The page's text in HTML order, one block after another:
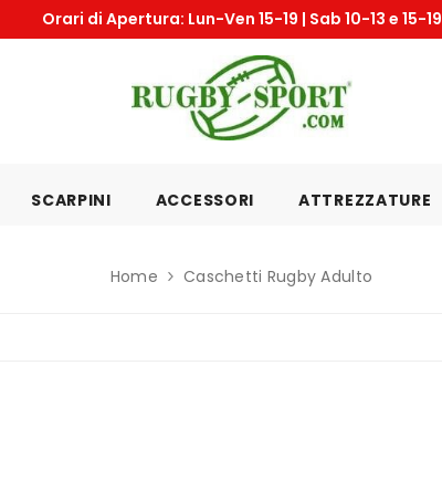
Orari di Apertura: Lun-Ven 15-19 | Sab 10-13 e 15-19
SCARPINI ACCESSORI ATTREZZATURE
Home Caschetti Rugby Adulto